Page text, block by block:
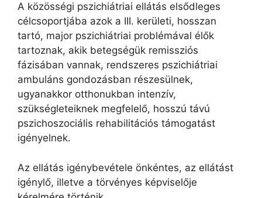
A közösségi pszichiátriai ellátás elsődleges
célcsoportjába azok a III. kerületi, hosszan
tartó, major pszichiátriai problémával élők
tartoznak, akik betegségük remissziós
fázisában vannak, rendszeres pszichiátriai
ambuláns gondozásban részesülnek,
ugyanakkor otthonukban intenzív,
szükségleteiknek megfelelő, hosszú távú
pszichoszociális rehabilitációs támogatást
igényelnek.
Az ellátás igénybevétele önkéntes, az ellátást
igénylő, illetve a törvényes képviselője